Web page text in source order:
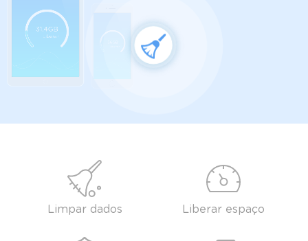
31.4GB
Liberar
Limpar dados Liberar espaço